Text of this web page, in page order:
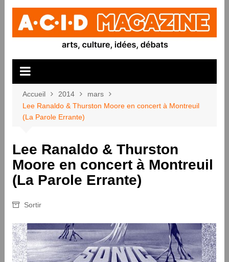
Aller
contenu
Accueil 2014
mars
Lee Ranaldo & Thurston Moore en concert à Montreuil
(La Parole Errante)
Lee Ranaldo & Thurston
Moore en concert à Montreuil
(La Parole Errante)
Sortir